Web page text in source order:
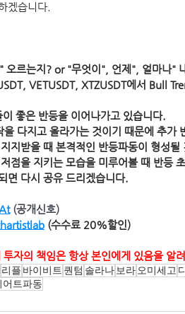
겠습니다.
르는지? or "무엇이", 언제", 얼마나"
VETUSDT, XTZUSDT에서 Bull
좋은 반등을 이어나가고 있습니다.
다지고 올라가는 것이기 때문에 추가
받을 때 본격적인 반등파동이 형성될
점을 지키는 모습을 미루어볼 때 반등
면 다시 공유 드리겠습니다.
(공개신호)
(수수료 20%할인)
자의 책임은 항상 본인에게 있음을 알
리플 바이비트 퀀텀 솔라나보라오미세고
어트파동